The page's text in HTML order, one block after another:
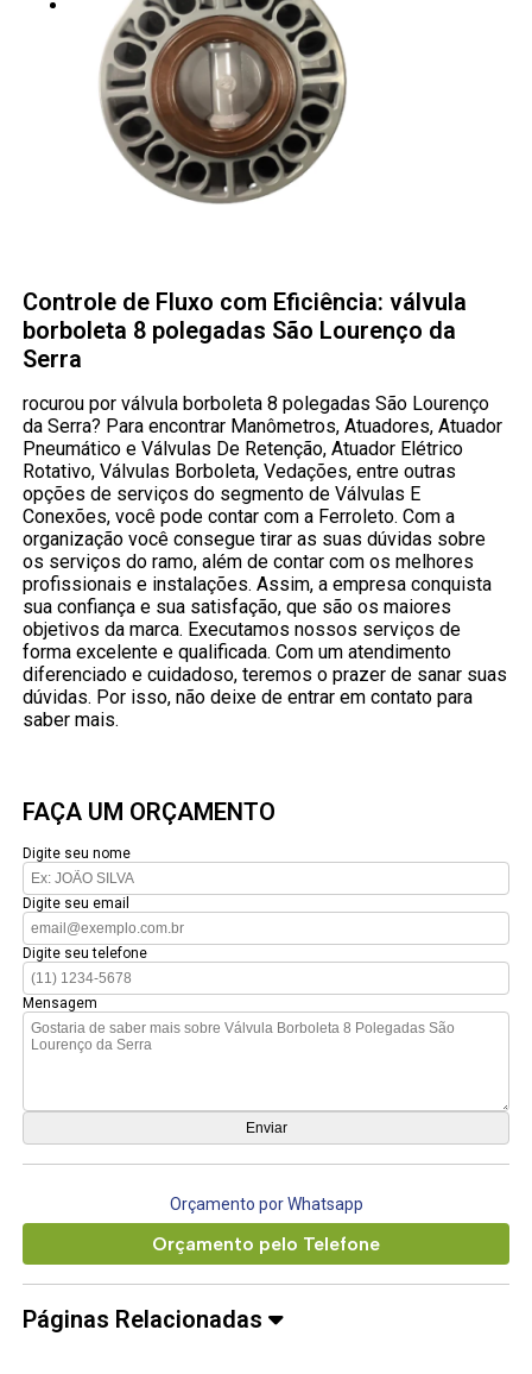
Controle de Fluxo com Eficiência: válvula
borboleta 8 polegadas São Lourenço da
Serra
rocurou por válvula borboleta 8 polegadas São Lourenço
da Serra? Para encontrar Manômetros, Atuadores, Atuador
Pneumático e Válvulas De Retenção, Atuador Elétrico
Rotativo, Válvulas Borboleta, Vedações, entre outras
opções de serviços do segmento de Válvulas E
Conexões, você pode contar com a Ferroleto. Com a
organização você consegue tirar as suas dúvidas sobre
os serviços do ramo, além de contar com os melhores
profissionais e instalações. Assim, a empresa conquista
sua confiança e sua satisfação, que são os maiores
objetivos da marca. Executamos nossos serviços de
forma excelente e qualificada. Com um atendimento
diferenciado e cuidadoso, teremos o prazer de sanar suas
dúvidas. Por isso, não deixe de entrar em contato para
saber mais.
FAÇA UM ORÇAMENTO
Digite seu nome
Digite seu email
Digite seu telefone
Mensagem
Orçamento por Whatsapp
Orçamento pelo Telefone
Páginas Relacionadas